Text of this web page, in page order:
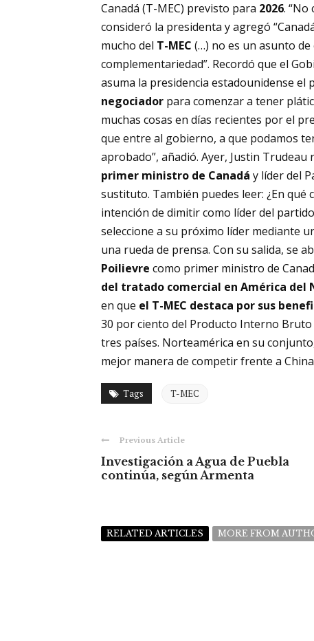
Canadá (T-MEC) previsto para 2026. “No
consideró la presidenta y agregó
mucho del T-MEC (…) no es un asunto de
complementariedad”. Recordó que el
asuma la presidencia estadounidense el
negociador para comenzar a tener
muchas cosas en días recientes por el
que entre al gobierno, a que podamos
aprobado”, añadió. Ayer, Justin
primer ministro de Canadá y líder del
sustituto. También puedes leer: ¿En qué
intención de dimitir como líder del
seleccione a su próximo líder mediante
una rueda de prensa. Con su salida, se
Poilievre como primer ministro de
del tratado comercial en América del
en que el T-MEC destaca por sus
30 por ciento del Producto Interno Bruto
tres países. Norteamérica en su
mejor manera de competir frente a
Tags T-MEC
Previous Article
Investigación a Agua de Puebla
continúa, según Armenta
RELATED ARTICLES MORE FROM